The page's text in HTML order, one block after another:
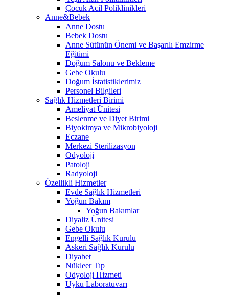
Çocuk Acil Poliklinikleri
Anne&Bebek
Anne Dostu
Bebek Dostu
Anne Sütünün Önemi ve Başarılı Emzirme
Eğitimi
Doğum Salonu ve Bekleme
Gebe Okulu
Doğum İstatistiklerimiz
Personel Bilgileri
Sağlık Hizmetleri Birimi
Ameliyat Ünitesi
Beslenme ve Diyet Birimi
Biyokimya ve Mikrobiyoloji
Eczane
Merkezi Sterilizasyon
Odyoloji
Patoloji
Radyoloji
Özellikli Hizmetler
Evde Sağlık Hizmetleri
Yoğun Bakım
Yoğun Bakımlar
Diyaliz Ünitesi
Gebe Okulu
Engelli Sağlık Kurulu
Askeri Sağlık Kurulu
Diyabet
Nükleer Tıp
Odyoloji Hizmeti
Uyku Laboratuvarı